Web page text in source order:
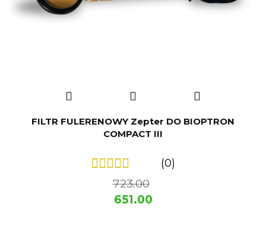
FILTR FULERENOWY Zepter DO BIOPTRON
COMPACT III
(0)
723.00
651.00